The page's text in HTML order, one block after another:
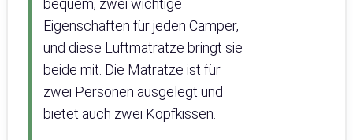
bequem, zwei wichtige
Eigenschaften für jeden Camper,
und diese Luftmatratze bringt sie
beide mit. Die Matratze ist für
zwei Personen ausgelegt und
bietet auch zwei Kopfkissen.